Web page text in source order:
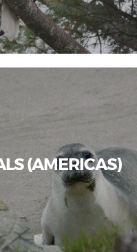
(AMERICAS)